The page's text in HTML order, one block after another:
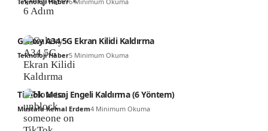
Galaxy A34 5G Ekran Kilidi Kaldırma
Teknoloji Haber5 Minimum Okuma
TikTok Mesaj Engeli Kaldırma (6 Yöntem)
Mustafa Kemal Erdem4 Minimum Okuma